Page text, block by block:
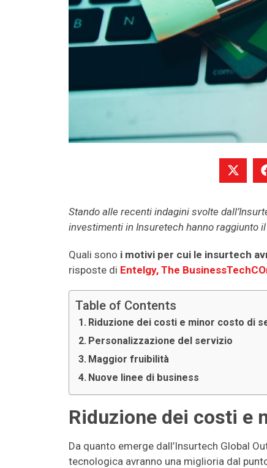
Stando alle recenti indagini svolte
investimenti in Insuretech hanno raggiunto
Quali sono i motivi per cui le insurtech
risposte di Entelgy, The
Table of Contents
Riduzione dei costi e minor costo di
Personalizzazione del servizio
Maggior fruibilità
Nuove linee di business
Riduzione dei costi e
Da quanto emerge dall’Insurtech Global
tecnologica avranno una miglioria dal